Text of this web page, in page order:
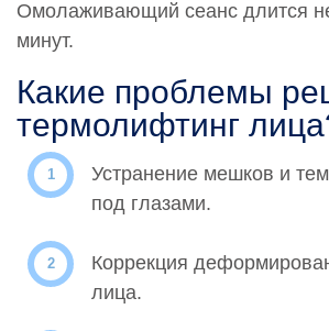
0000859
Термовоздействие Скин Тайт II (Skin
65 500 руб.
0000860
Термовоздействие Скин Тайт II (Skin
Надколенная область
0000861
Термовоздействие Скин Тайт II (Skin
Омолаживающий сеанс длится
минут.
Какие проблемы
термолифтинг
Устранение мешков и
под глазами.
Коррекция
лица.